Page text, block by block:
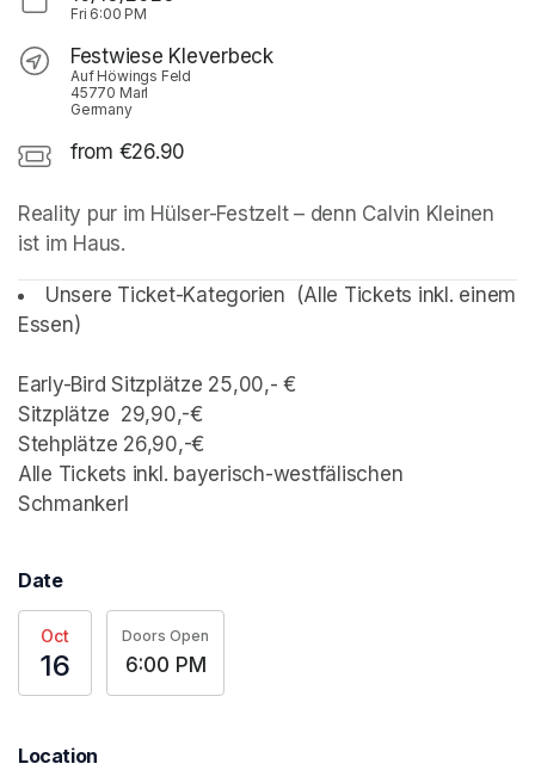
Fri 6:00 PM
Festwiese Kleverbeck
Auf Höwings Feld
45770 Marl
Germany
from €26.90
Reality pur im Hülser-Festzelt – denn Calvin Kleinen
ist im Haus.
Unsere Ticket-Kategorien  (Alle Tickets inkl. einem
Essen)
Early-Bird Sitzplätze 25,00,- €
Sitzplätze  29,90,-€
Stehplätze 26,90,-€
Alle Tickets inkl. bayerisch-westfälischen
Schmankerl
Date
Oct
16
Doors Open
6:00 PM
Location